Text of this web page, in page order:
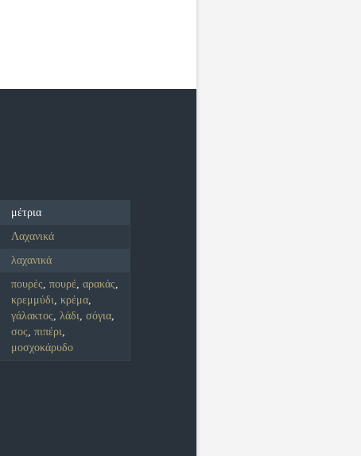
μέτρια
Λαχανικά
λαχανικά
πουρές,πουρέ,αρακάς,
κρεμμύδι,κρέμα,
γάλακτος,λάδι,σόγια,
σος,πιπέρι,
μοσχοκάρυδο